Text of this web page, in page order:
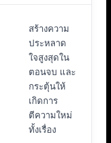
สร้างความ
ประหลาด
ใจสูงสุดใน
ตอนจบ และ
กระตุ้นให้
เกิดการ
ตีความใหม่
ทั้งเรื่อง